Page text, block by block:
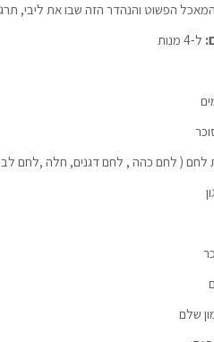
הפשוט והנהדר הזה שבו את ליבי,
ל-4 מנות
שלם